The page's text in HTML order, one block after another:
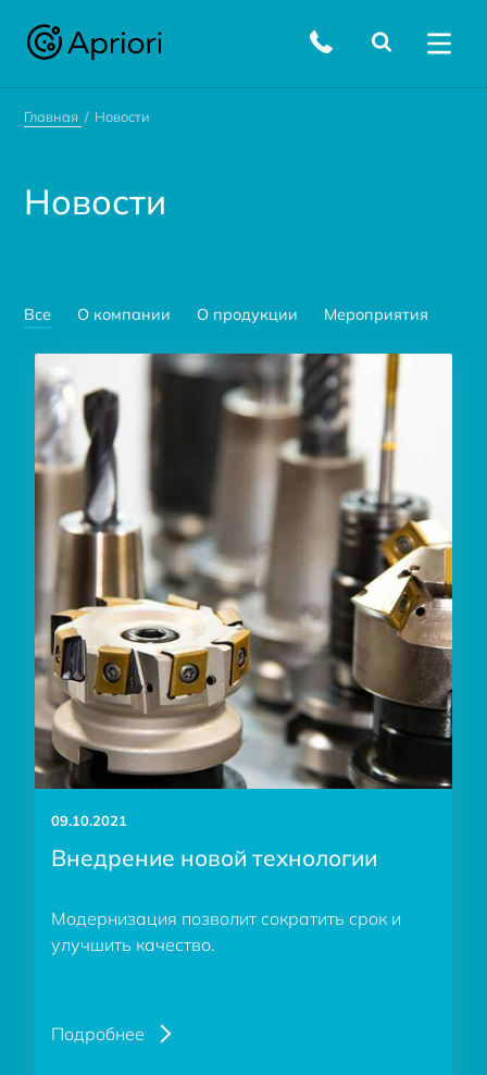
Главная Новости
Новости
Все О компании О продукции Мероприятия
09.10.2021
Внедрение новой технологии
Модернизация позволит сократить срок и
улучшить качество.
Подробнее